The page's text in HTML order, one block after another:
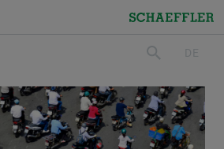
Schaeffler
suchenDE